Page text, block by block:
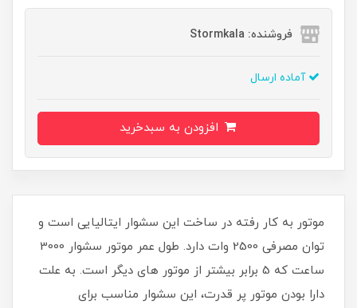
فروشنده: Stormkala
آماده ارسال
موتور به کار رفته در ساخت این سشوار ایتالیایی است و
توان مصرفی 2500 وات دارد. طول عمر موتور سشوار 3000
ساعت که 5 برابر بیشتر از موتور های دیگر است. به علت
دارا بودن موتور پر قدرت، این سشوار مناسب برای